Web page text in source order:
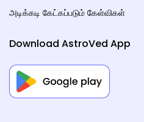
அடிக்கடி கேட்கப்படும் கேள்விகள்
Download AstroVed App